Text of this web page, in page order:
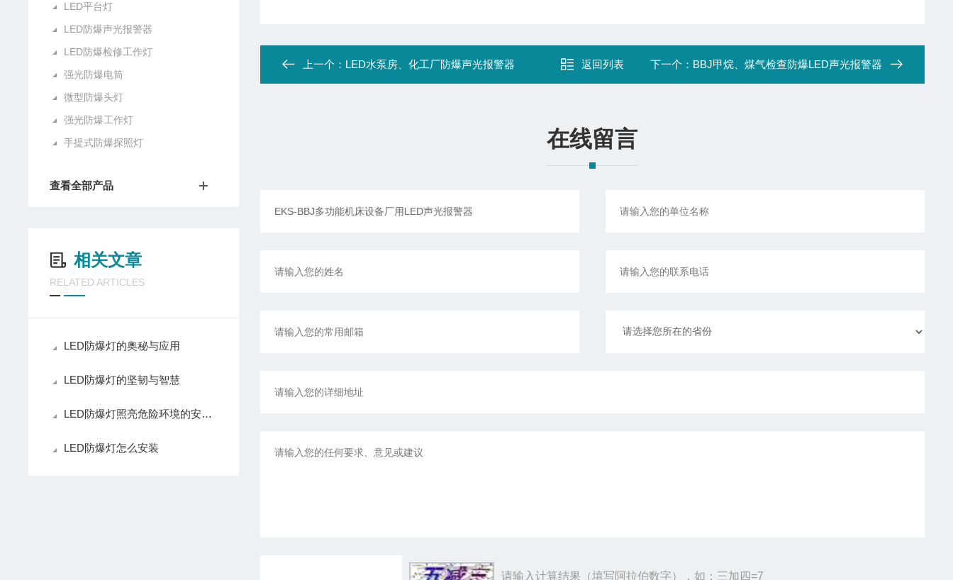
LED平台灯
LED防爆声光报警器
LED防爆检修工作灯
强光防爆电筒
微型防爆头灯
强光防爆工作灯
手提式防爆探照灯
查看全部产品
相关文章
RELATED ARTICLES
LED防爆灯的奥秘与应用
LED防爆灯的坚韧与智慧
LED防爆灯照亮危险环境的安全之光
LED防爆灯怎么安装
上一个： LED水泵房、化工厂防爆声光报警器 返回列表 下一个： BBJ甲烷、煤气检查防爆LED声光报警器
在线留言
请输入计算结果（填写阿拉伯数字），如：三加四=7